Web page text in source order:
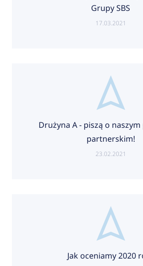
Grupy SBS
17.03.2021
Drużyna A - piszą o
partnerskim!
23.02.2021
Jak oceniamy 2020